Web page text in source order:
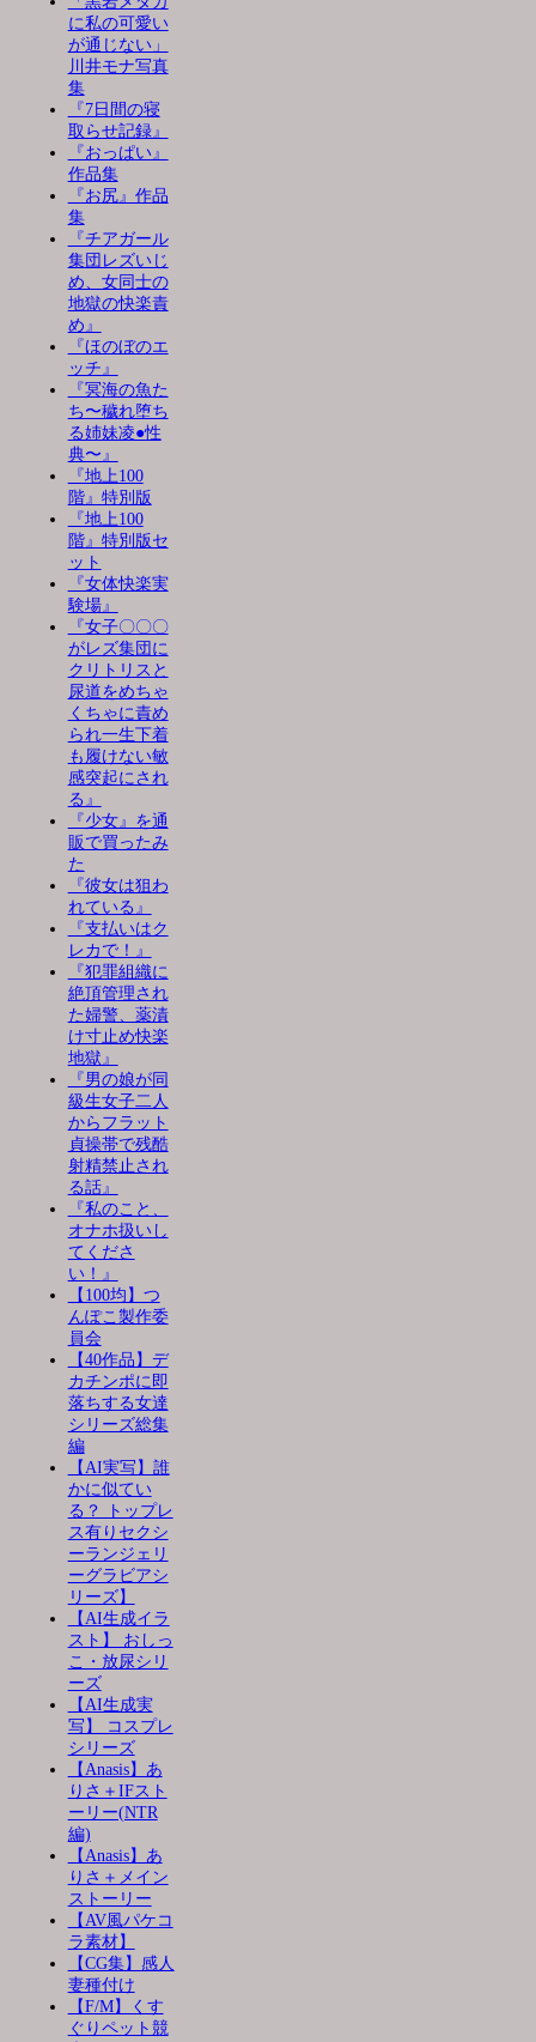
に私の可愛い
が通じない」
川井モナ写真
集
『7日間の寝
取らせ記録』
『おっぱい』
作品集
『お尻』作品
集
『チアガール
集団レズいじ
め、女同士の
地獄の快楽責
め』
『ほのぼのエ
ッチ』
『冥海の魚た
ち〜穢れ堕ち
る姉妹凌●性
典〜』
『地上100
階』特別版
『地上100
階』特別版セ
ット
『女体快楽実
験場』
『女子〇〇〇
がレズ集団に
クリトリスと
尿道をめちゃ
くちゃに責め
られ一生下着
も履けない敏
感突起にされ
る』
『少女』を通
販で買ったみ
た
『彼女は狙わ
れている』
『支払いはク
レカで！』
『犯罪組織に
絶頂管理され
た婦警、薬漬
け寸止め快楽
地獄』
『男の娘が同
級生女子二人
からフラット
貞操帯で残酷
射精禁止され
る話』
『私のこと、
オナホ扱いし
てくださ
い！』
【100均】つ
んぽこ製作委
員会
【40作品】デ
カチンポに即
落ちする女達
シリーズ総集
編
【AI実写】誰
かに似てい
る？ トップレ
ス有りセクシ
ーランジェリ
ーグラビアシ
リーズ】
【AI生成イラ
スト】 おしっ
こ・放尿シリ
ーズ
【AI生成実
写】 コスプレ
シリーズ
【Anasis】あ
りさ＋IFスト
ーリー(NTR
編)
【Anasis】あ
りさ＋メイン
ストーリー
【AV風パケコ
ラ素材】
【CG集】感人
妻種付け
【F/M】くす
ぐりペット競